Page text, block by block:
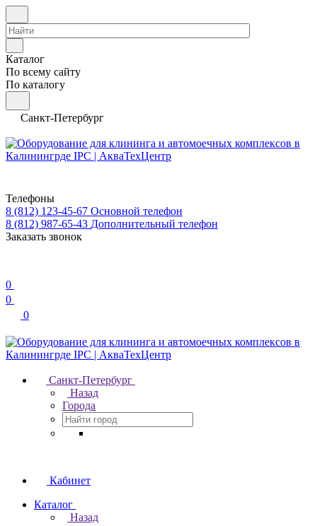
Каталог
По всему сайту
По каталогу
Санкт-Петербург
Телефоны
8 (812) 123-45-67 Основной телефон
8 (812) 987-65-43 Дополнительный телефон
Заказать звонок
0
0
0
Санкт-Петербург
Назад
Города
Кабинет
Каталог
Назад